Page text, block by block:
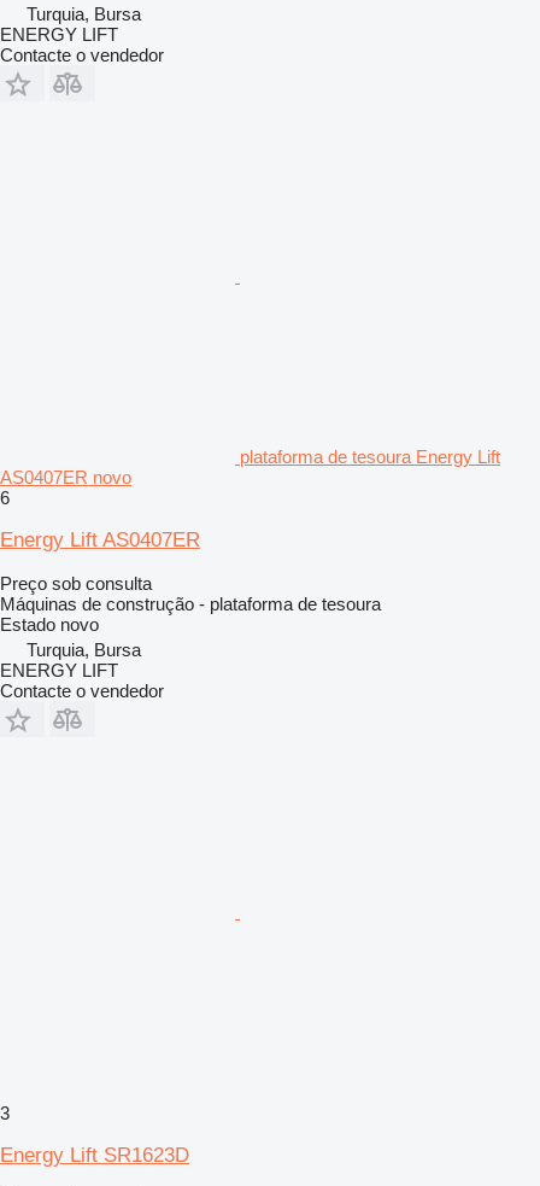
Turquia, Bursa
ENERGY LIFT
Contacte o vendedor
plataforma de tesoura Energy Lift
AS0407ER novo
6
Energy Lift AS0407ER
Preço sob consulta
Máquinas de construção - plataforma de tesoura
Estado novo
Turquia, Bursa
ENERGY LIFT
Contacte o vendedor
3
Energy Lift SR1623D